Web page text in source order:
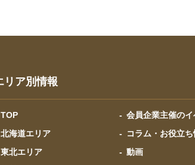
リア別情報
TOP
北海道エリア
東北エリア
会員企業主催の
コラム・お役立ち
動画